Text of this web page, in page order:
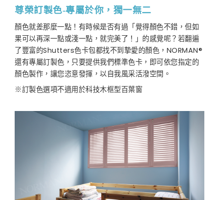
尊榮訂製色-專屬於你，獨一無二
顏色就差那麼一點！有時候是否有過「覺得顏色不錯，但如
果可以再深一點或淺一點，就完美了！」的感覺呢？若翻遍
了豐富的Shutters色卡包都找不到摯愛的顏色，NORMAN®
還有專屬訂製色，只要提供我們標準色卡，即可依您指定的
顏色製作，讓您恣意發揮，以自我風采活潑空間。
※訂製色選項不適用於科技木框型百葉窗